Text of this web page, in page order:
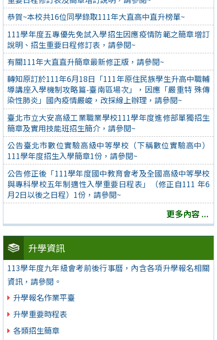
恭賀~本校共16位同學錄取111年大直高中直升榜單~
111學年度五專優先免試入學招生因應疫情防範之簡章增訂
說明、招生重要日程修訂表，請參閱~
有關111年大直直升簡章最新修正版，請參閱~
轉知原訂於111年6月18日「111年原住民族學生升高中職輔
導講座入學機制攻略篇-臺南區場次」，因應「嚴重特 殊傳
染性肺炎」國內疫情嚴峻，改採線上辦理，請參閱~
臺北市立大安高級工業職業學校111學年度進修部單獨招生
簡章及實用技能班招生簡介，請參閱~
公告臺北市數位實驗高級中等學校（下稱數位實驗高中）
111學年度招生入學簡章1份，請參閱~
公告修正後「111學年度國中教育會考及全國高級中等學校
與專科學校五年制適性入學重要日程表」（修正自111 年6
月2日以後之日程）1份，請參閱~
更多內容 ...
升學資訊
113學年度九年級會考前後行事曆，內含各項升學報名相關
資訊，請參閱。
升學報名作業平臺
升學重要時程表
各類招生簡章